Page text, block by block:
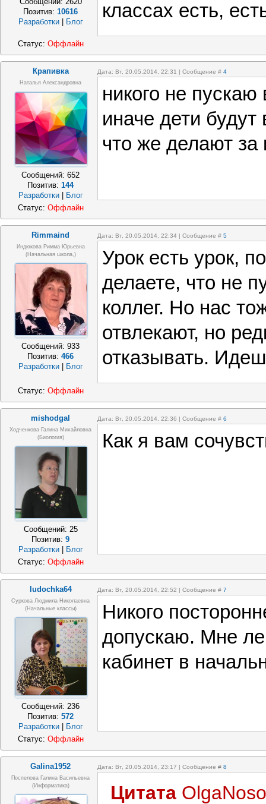
Позитив:10616
Разработки
Блог
классах есть,
Статус: Оффлайн
Крапивка Дата: Вт, 20.05.2014, 22:31 | Сообщение # 4
Наталья Александровна
Сообщений:652
Позитив:144
Разработки
Блог
никого не пускаю
иначе дети будут
что же делают
Статус: Оффлайн
Rimmaind Дата: Вт, 20.05.2014, 22:34 | Сообщение # 5
Индюкова Римма Юрьевна
(Начальная школа,)
Сообщений:933
Позитив:466
Разработки
Блог
Урок есть урок,
делаете, что не
коллег. Но нас
отвлекают, но
отказывать.
Статус: Оффлайн
mishodgal Дата: Вт, 20.05.2014, 22:36 | Сообщение # 6
Ходченкова Галина Михайловна
(биология)
Сообщений: 25
Позитив:9
Разработки
Блог
Как я вам
Статус: Оффлайн
ludochka64 Дата: Вт, 20.05.2014, 22:52 | Сообщение # 7
Суркова Людмила Николаевна
(начальные классы)
Сообщений: 236
Позитив:572
Разработки | Блог
Никого
допускаю. Мне
кабинет в
Статус: Оффлайн
Galina1952 Дата: Вт, 20.05.2014, 23:17 | Сообщение # 8
Поспелова Галина Васильевна
(информатика)
Цитата